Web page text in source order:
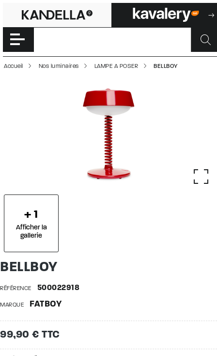
BELLBOY |
Accéder directement au contenu de la page
Accueil Nos luminaires LAMPE A POSER BELLBOY
+ 1
Afficher la
gallerie
BELLBOY
RÉFÉRENCE 500022918
MARQUE FATBOY
99,90 € TTC